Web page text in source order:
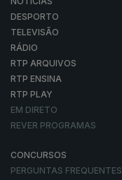
DESPORTO
TELEVISÃO
RÁDIO
RTP ARQUIVOS
RTP ENSINA
RTP PLAY
EM DIRETO
REVER PROGRAMAS
CONCURSOS
PERGUNTAS FREQUENTES